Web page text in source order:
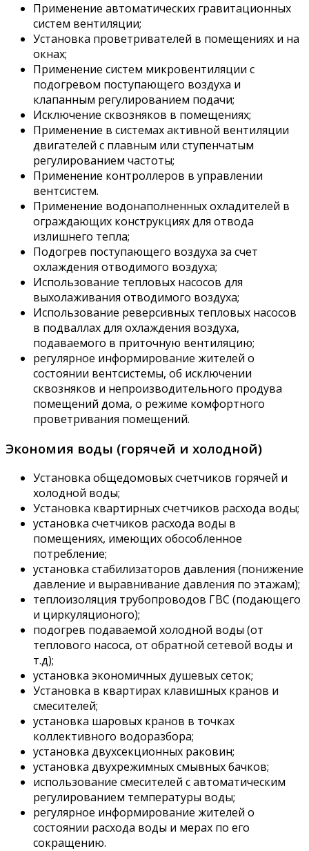
Применение автоматических гравитационных
систем вентиляции;
Установка проветривателей в помещениях и на
окнах;
Применение систем микровентиляции с
подогревом поступающего воздуха и
клапанным регулированием подачи;
Исключение сквозняков в помещениях;
Применение в системах активной вентиляции
двигателей с плавным или ступенчатым
регулированием частоты;
Применение контроллеров в управлении
вентсистем.
Применение водонаполненных охладителей в
ограждающих конструкциях для отвода
излишнего тепла;
Подогрев поступающего воздуха за счет
охлаждения отводимого воздуха;
Использование тепловых насосов для
выхолаживания отводимого воздуха;
Использование реверсивных тепловых насосов
в подваллах для охлаждения воздуха,
подаваемого в приточную вентиляцию;
регулярное информирование жителей о
состоянии вентсистемы, об исключении
сквозняков и непроизводительного продува
помещений дома, о режиме комфортного
проветривания помещений.
Экономия воды (горячей и холодной)
Установка общедомовых счетчиков горячей и
холодной воды;
Установка квартирных счетчиков расхода воды;
установка счетчиков расхода воды в
помещениях, имеющих обособленное
потребление;
установка стабилизаторов давления (понижение
давление и выравнивание давления по этажам);
теплоизоляция трубопроводов ГВС (подающего
и циркуляционого);
подогрев подаваемой холодной воды (от
теплового насоса, от обратной сетевой воды и
т.д);
установка экономичных душевых сеток;
Установка в квартирах клавишных кранов и
смесителей;
установка шаровых кранов в точках
коллективного водоразбора;
установка двухсекционных раковин;
установка двухрежимных смывных бачков;
использование смесителей с автоматическим
регулированием температуры воды;
регулярное информирование жителей о
состоянии расхода воды и мерах по его
сокращению.